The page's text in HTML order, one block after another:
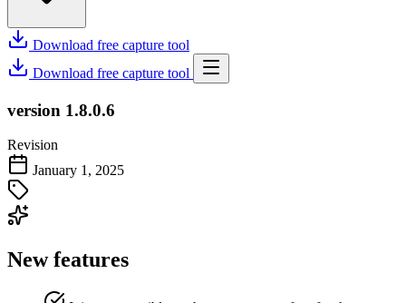
Download free capture tool
Download free capture tool
version 1.8.0.6
Revision
January 1, 2025
New features